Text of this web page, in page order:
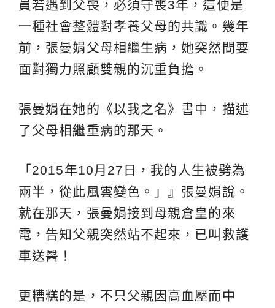
員若遇到父喪，必須守喪3年，這便是
一種社會整體對孝養父母的共識。幾年
前，張曼娟父母相繼生病，她突然間要
面對獨力照顧雙親的沉重負擔。
張曼娟在她的《以我之名》書中，描述
了父母相繼重病的那天。
「2015年10月27日，我的人生被劈為
兩半，從此風雲變色。」』張曼娟說。
就在那天，張曼娟接到母親倉皇的來
電，告知父親突然站不起來，已叫救護
車送醫！
更糟糕的是，不只父親因高血壓而中